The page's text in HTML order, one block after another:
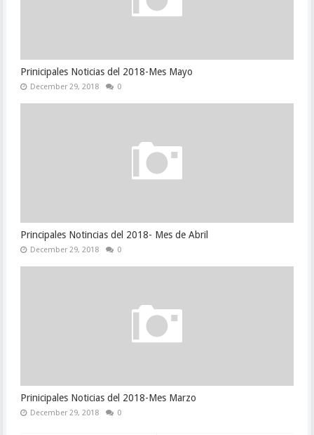
Prinicipales Noticias del 2018-Mes Mayo
December 29, 2018 0
Principales Notincias del 2018- Mes de Abril
December 29, 2018 0
Prinicipales Noticias del 2018-Mes Marzo
December 29, 2018 0